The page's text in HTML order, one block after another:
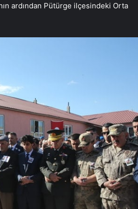
ardından Pütürge ilçesindeki Orta